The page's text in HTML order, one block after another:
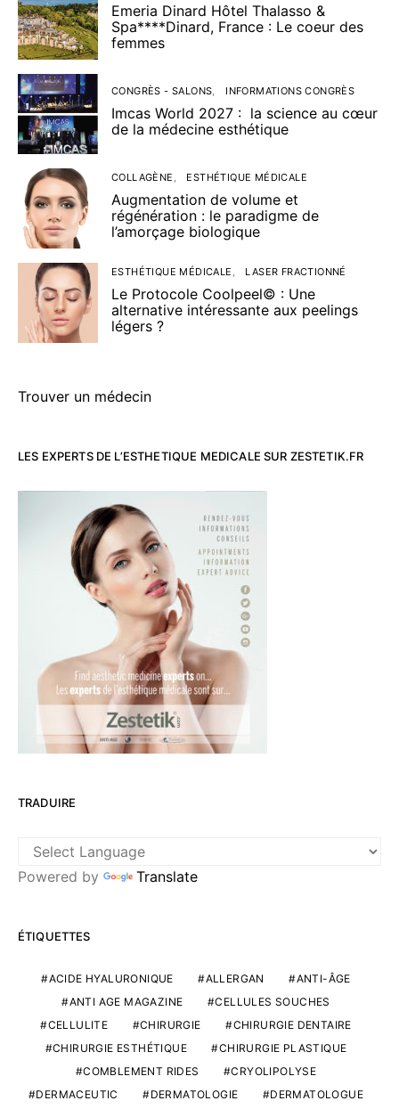
Emeria Dinard Hôtel Thalasso &
Spa****Dinard, France : Le coeur des
femmes
CONGRÈS - SALONS INFORMATIONS CONGRÈS
Imcas World 2027 : la science au cœur
de la médecine esthétique
COLLAGÈNE ESTHÉTIQUE MÉDICALE
Augmentation de volume et
régénération : le paradigme de
l’amorçage biologique
ESTHÉTIQUE MÉDICALE LASER FRACTIONNÉ
Le Protocole Coolpeel© : Une
alternative intéressante aux peelings
légers ?
Trouver un médecin
LES EXPERTS DE L’ESTHETIQUE MEDICALE SUR ZESTETIK.FR
TRADUIRE
Powered by Translate
ÉTIQUETTES
ACIDE HYALURONIQUE ALLERGAN
ANTI-ÂGE
ANTI AGE MAGAZINE
CELLULES SOUCHES
CELLULITE
CHIRURGIE
CHIRURGIE DENTAIRE
CHIRURGIE ESTHÉTIQUE
CHIRURGIE PLASTIQUE
COMBLEMENT RIDES
CRYOLIPOLYSE
DERMACEUTIC
DERMATOLOGIE
DERMATOLOGUE